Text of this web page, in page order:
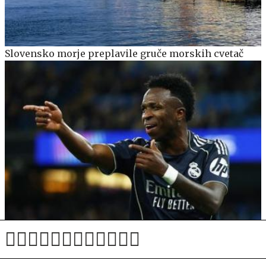
Slovensko morje preplavile gruče morskih cvetač
Vinicius Junior podaljšal za šest let